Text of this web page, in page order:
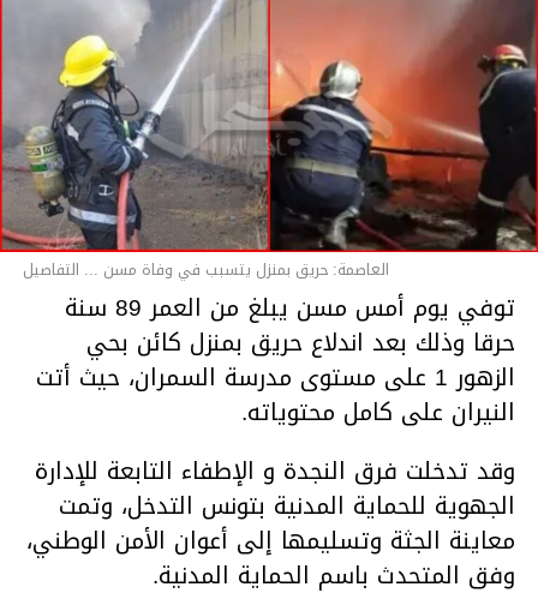
العاصمة: حريق بمنزل يتسبب في وفاة مسن ... التفاصيل
توفي يوم أمس مسن يبلغ من العمر 89 سنة
حرقا وذلك بعد اندلاع حريق بمنزل كائن بحي
الزهور 1 على مستوى مدرسة السمران، حيث أتت
النيران على كامل محتوياته.
وقد تدخلت فرق النجدة و الإطفاء التابعة للإدارة
الجهوية للحماية المدنية بتونس التدخل، وتمت
معاينة الجثة وتسليمها إلى أعوان الأمن الوطني،
وفق المتحدث باسم الحماية المدنية.